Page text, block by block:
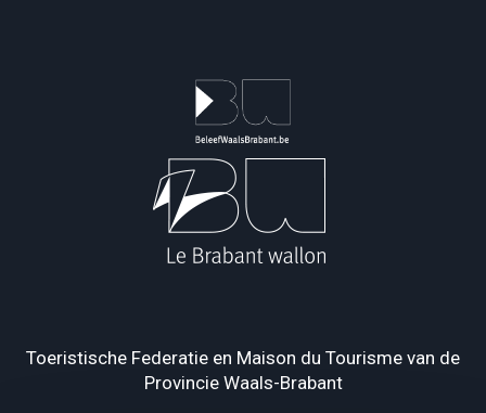
Toeristische Federatie en Maison du Tourisme van de
Provincie Waals-Brabant